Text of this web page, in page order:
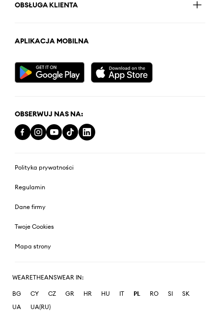
OBSŁUGA KLIENTA
APLIKACJA MOBILNA
OBSERWUJ NAS NA:
Polityka prywatności
Regulamin
Dane firmy
Twoje Cookies
Mapa strony
WEARETHEANSWEAR IN:
BG CY CZ GR HR HU IT PL RO SI
SK
UA
UA(RU)